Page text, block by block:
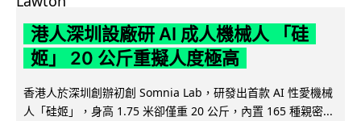
港人深圳設廠研 AI 成人機械人 「硅
姬」 20 公斤重擬人度極高
香港人於深圳創辦初創 Somnia Lab，研發出首款 AI 性愛機械
人「硅姬」，身高 1.75 米卻僅重 20 公斤，內置 165 種親密...